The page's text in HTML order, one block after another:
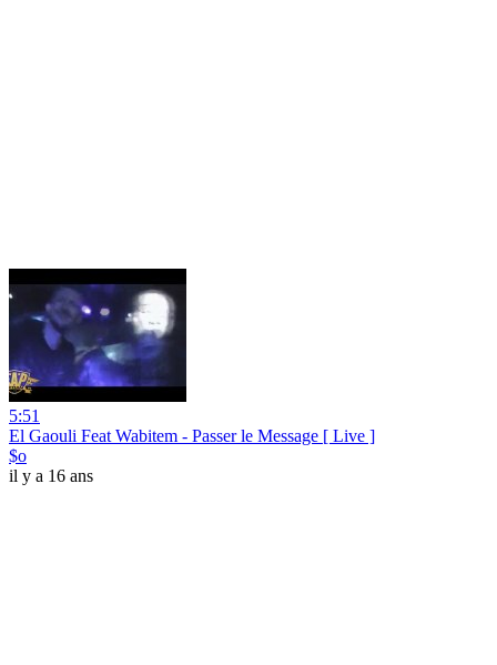
5:51
El Gaouli Feat Wabitem - Passer le Message [ Live ]
$o
il y a 16 ans